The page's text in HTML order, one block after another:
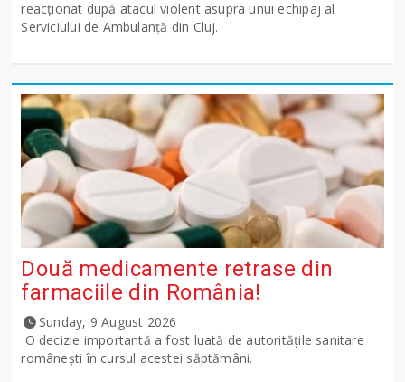
reacționat după atacul violent asupra unui echipaj al
Serviciului de Ambulanță din Cluj.
Două medicamente retrase din
farmaciile din România!
Sunday, 9 August 2026
O decizie importantă a fost luată de autoritățile sanitare
românești în cursul acestei săptămâni.